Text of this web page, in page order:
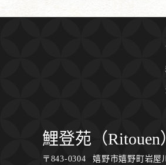
鯉登苑（Ritouen
〒 843-0304 嬉野市嬉野町岩屋